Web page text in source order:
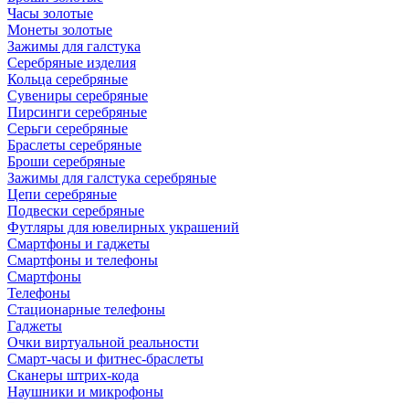
Часы золотые
Монеты золотые
Зажимы для галстука
Серебряные изделия
Кольца серебряные
Сувениры серебряные
Пирсинги серебряные
Серьги серебряные
Браслеты серебряные
Броши серебряные
Зажимы для галстука серебряные
Цепи серебряные
Подвески серебряные
Футляры для ювелирных украшений
Смартфоны и гаджеты
Смартфоны и телефоны
Смартфоны
Телефоны
Стационарные телефоны
Гаджеты
Очки виртуальной реальности
Смарт-часы и фитнес-браслеты
Сканеры штрих-кода
Наушники и микрофоны